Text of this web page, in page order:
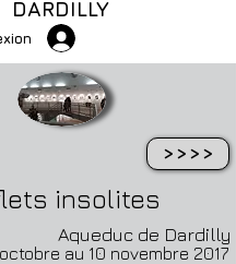
DARDILLY
>>>>
insolites
Aqueduc de Dardilly
octobre au 10 novembre 2017